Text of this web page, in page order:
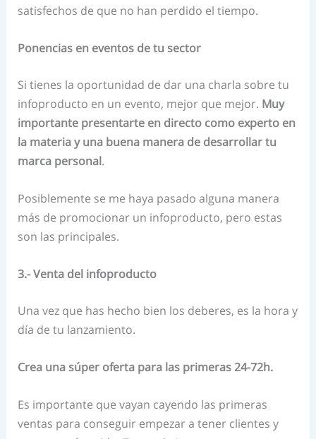
satisfechos de que no han perdido el tiempo.
Ponencias en eventos de tu sector
Si tienes la oportunidad de dar una charla sobre tu
infoproducto en un evento, mejor que mejor. Muy
importante presentarte en directo como experto en
la materia y una buena manera de desarrollar tu
marca personal.
Posiblemente se me haya pasado alguna manera
más de promocionar un infoproducto, pero estas
son las principales.
3.- Venta del infoproducto
Una vez que has hecho bien los deberes, es la hora y
día de tu lanzamiento.
Crea una súper oferta para las primeras 24-72h.
Es importante que vayan cayendo las primeras
ventas para conseguir empezar a tener clientes y